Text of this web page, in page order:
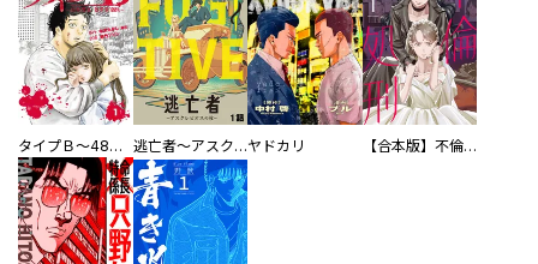
タイプＢ～48時間後、致死率100％～【単話】 逃亡者～アスクレピオスの杖～ヤドカリ 【合本版】不倫処刑